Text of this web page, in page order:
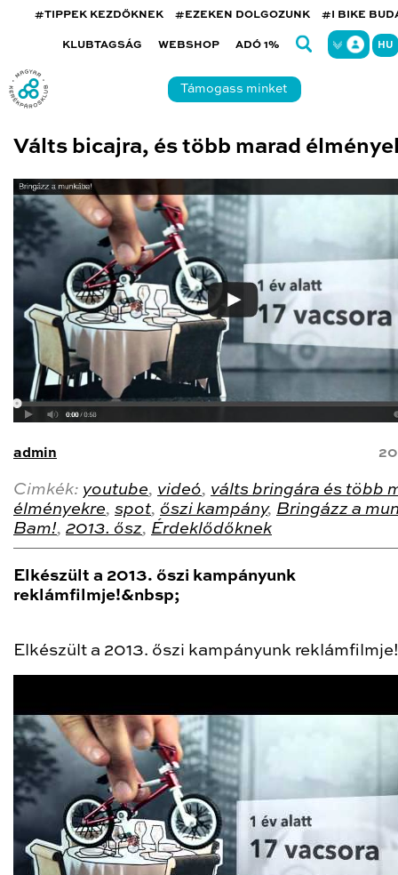
#TIPPEK KEZDŐKNEK #EZEKEN DOLGOZUNK #I BIKE
KLUBTAGSÁG WEBSHOP ADÓ 1% HU
Támogass minket
Válts bicajra, és több marad
admin
Cimkék: youtube, videó, válts bringára és több
élményekre, spot, őszi kampány, Bringázz a
Bam!, 2013. ősz, Érdeklődőknek
Elkészült a 2013. őszi kampányunk
reklámfilmje!&nbsp;
Elkészült a 2013. őszi kampányunk reklámfilmje!